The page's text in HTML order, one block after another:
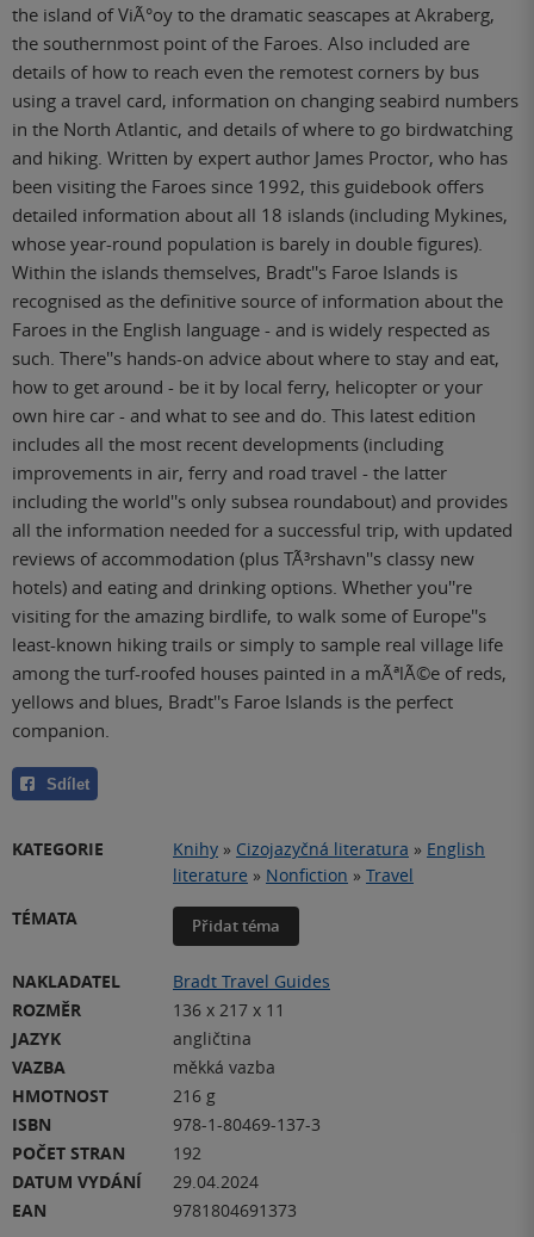
the island of ViÃ°oy to the dramatic seascapes at Akraberg,
the southernmost point of the Faroes. Also included are
details of how to reach even the remotest corners by bus
using a travel card, information on changing seabird numbers
in the North Atlantic, and details of where to go birdwatching
and hiking. Written by expert author James Proctor, who has
been visiting the Faroes since 1992, this guidebook offers
detailed information about all 18 islands (including Mykines,
whose year-round population is barely in double figures).
Within the islands themselves, Bradt''s Faroe Islands is
recognised as the definitive source of information about the
Faroes in the English language - and is widely respected as
such. There''s hands-on advice about where to stay and eat,
how to get around - be it by local ferry, helicopter or your
own hire car - and what to see and do. This latest edition
includes all the most recent developments (including
improvements in air, ferry and road travel - the latter
including the world''s only subsea roundabout) and provides
all the information needed for a successful trip, with updated
reviews of accommodation (plus TÃ³rshavn''s classy new
hotels) and eating and drinking options. Whether you''re
visiting for the amazing birdlife, to walk some of Europe''s
least-known hiking trails or simply to sample real village life
among the turf-roofed houses painted in a mÃªlÃ©e of reds,
yellows and blues, Bradt''s Faroe Islands is the perfect
companion.
Sdílet
KATEGORIE Knihy » Cizojazyčná literatura » English
literature » Nonfiction » Travel
TÉMATA
Přidat téma
NAKLADATEL
Bradt Travel Guides
ROZMĚR
136 x 217 x 11
JAZYK
angličtina
VAZBA
měkká vazba
HMOTNOST
216 g
ISBN
978-1-80469-137-3
POČET STRAN
192
DATUM VYDÁNÍ
29.04.2024
EAN
9781804691373